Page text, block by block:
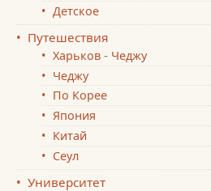
Детское
Путешествия
Харьков - Чеджу
Чеджу
По Корее
Япония
Китай
Сеул
Университет